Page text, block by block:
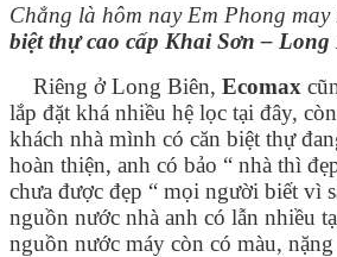
Chẳng là hôm nay Em Phong
biệt thự cao cấp Khai Sơn – Long
Riêng ở Long Biên, Ecomax
lắp đặt khá nhiều hệ lọc tại đây,
khách nhà mình có căn biệt thự
hoàn thiện, anh có bảo “ nhà thì
chưa được đẹp “ mọi người biết vì
nguồn nước nhà anh có lẫn nhiều
nguồn nước máy còn có màu,